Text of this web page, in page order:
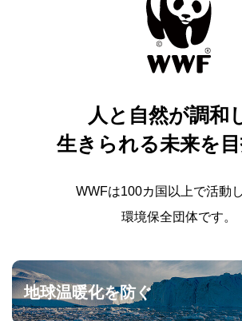
人と自然が調和
生きられる未来を
WWFは100カ国以上で活動
環境保全団体です。
地球温暖化を防ぐ